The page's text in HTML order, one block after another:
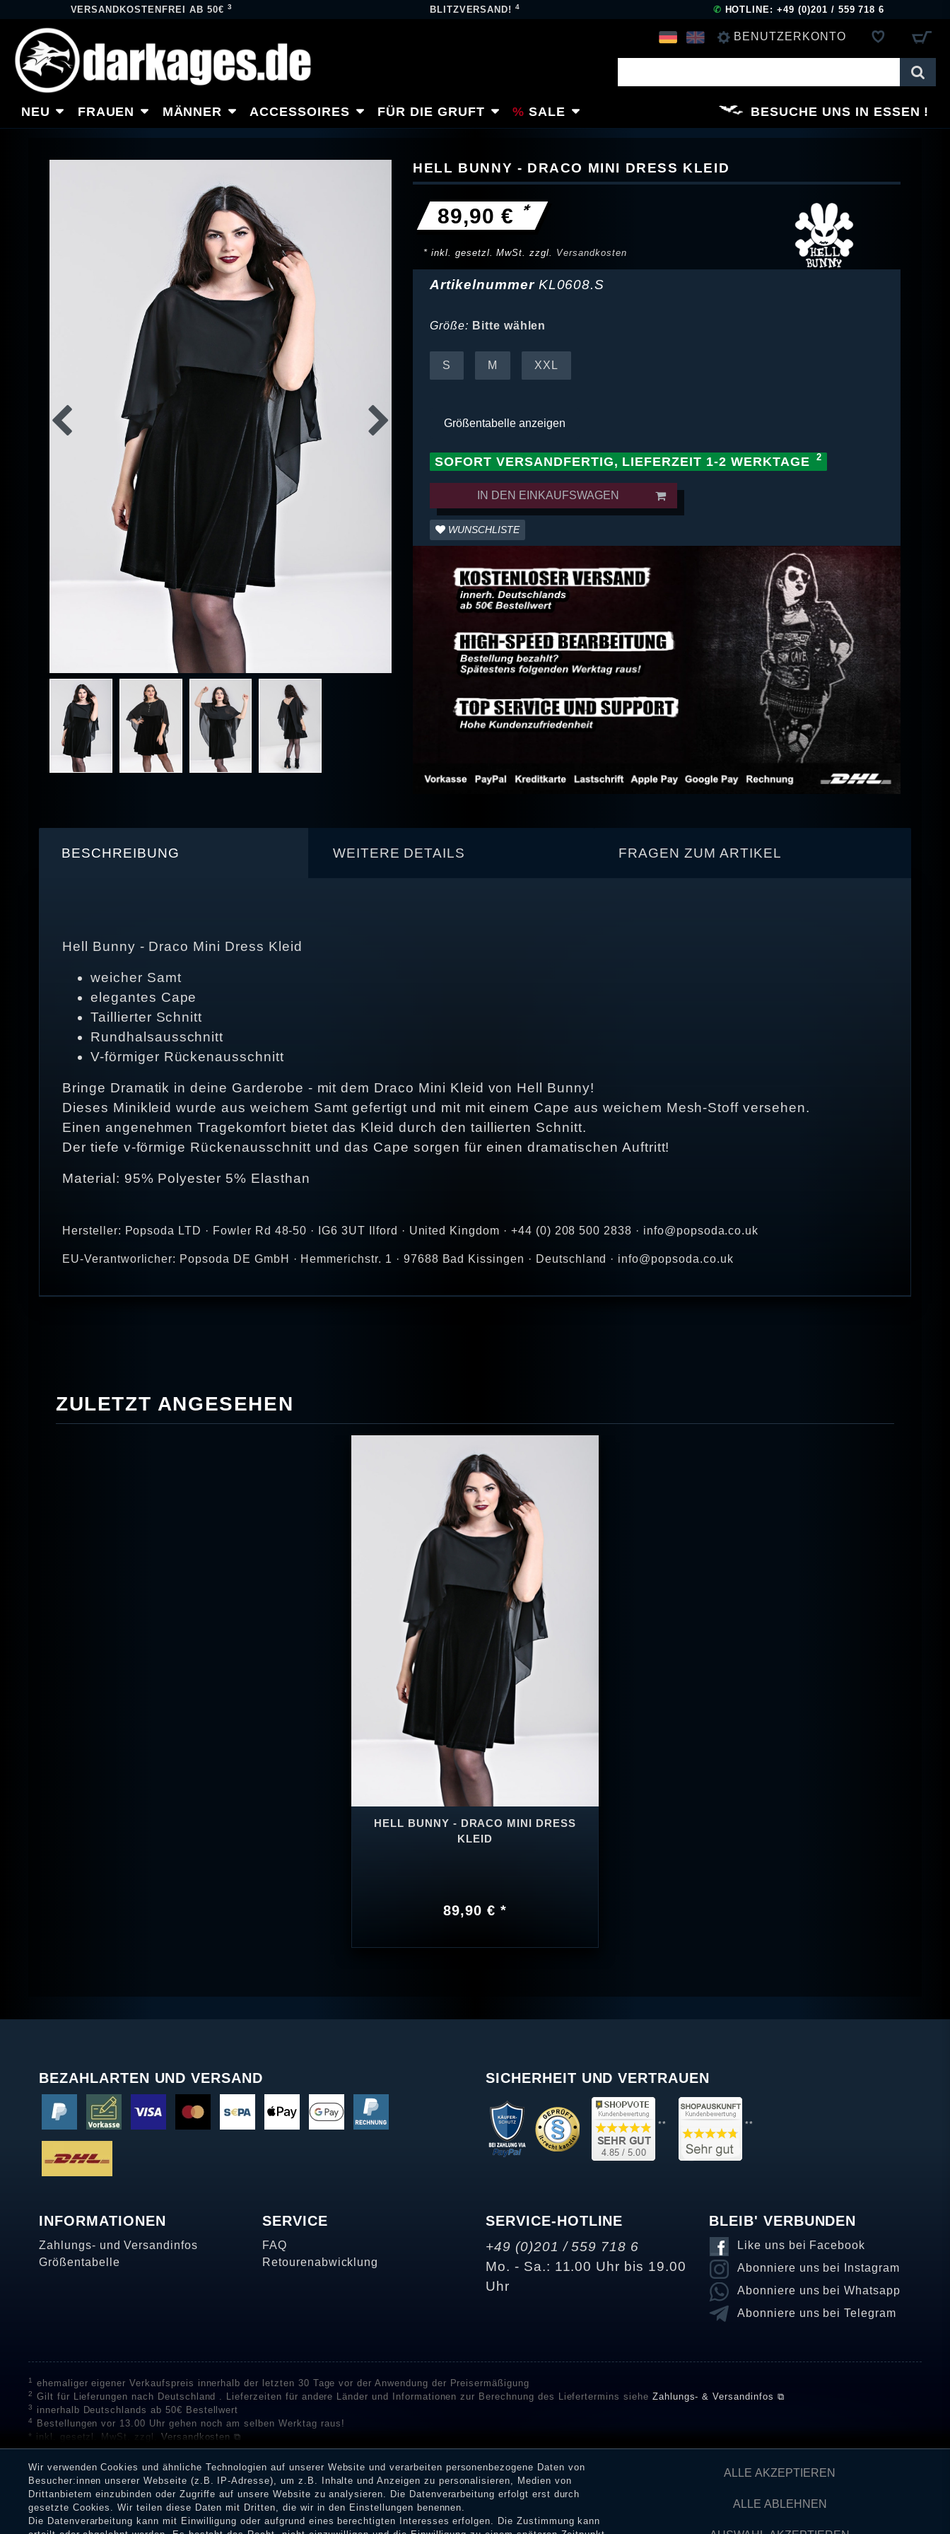
VERSANDKOSTENFREI AB 50€ 3 BLITZVERSAND!4 ✆ HOTLINE: +49 (0)201 / 559 718 6
BENUTZERKONTO
REGISTRIEREN
NEU FRAUEN MÄNNER ACCESSOIRES FÜR DIE GRUFT SALE BESUCHE UNS IN ESSEN
HELL BUNNY - DRACO MINI DRESS KLEID
89,90 € *
* inkl. gesetzl. MwSt. zzgl. Versandkosten
Artikelnummer KL0608.S
Größe: Bitte wählen
S M XXL
Größentabelle anzeigen
SOFORT VERSANDFERTIG, LIEFERZEIT 1-2 WERKTAGE
IN DEN EINKAUFSWAGEN
WUNSCHLISTE
BESCHREIBUNG WEITERE DETAILS FRAGEN ZUM ARTIKEL
Hell Bunny - Draco Mini Dress Kleid
weicher Samt
elegantes Cape
Taillierter Schnitt
Rundhalsausschnitt
V-förmiger Rückenausschnitt
Bringe Dramatik in deine Garderobe - mit dem Draco Mini Kleid von Hell Bunny!
Dieses Minikleid wurde aus weichem Samt gefertigt und mit mit einem Cape aus weichem Mesh-Stoff versehen.
Einen angenehmen Tragekomfort bietet das Kleid durch den taillierten Schnitt.
Der tiefe v-förmige Rückenausschnitt und das Cape sorgen für einen dramatischen Auftritt!
Material: 95% Polyester 5% Elasthan
Hersteller: Popsoda LTD · Fowler Rd 48-50 · IG6 3UT Ilford · United Kingdom · +44 (0) 208 500 2838 · info@popsoda.co.uk
EU-Verantworlicher: Popsoda DE GmbH · Hemmerichstr. 1 · 97688 Bad Kissingen · Deutschland · info@popsoda.co.uk
ZULETZT ANGESEHEN
HELL BUNNY - DRACO MINI DRESS
KLEID
89,90 € *
BEZAHLARTEN UND VERSAND SICHERHEIT UND VERTRAUEN
** **
INFORMATIONEN
Zahlungs- und Versandinfos
Größentabelle
SERVICE
FAQ
Retourenabwicklung
SERVICE-HOTLINE
+49 (0)201 / 559 718 6
Mo. - Sa.: 11.00 Uhr bis 19.00
Uhr
BLEIB' VERBUNDEN
Like uns bei Facebook
Abonniere uns bei Instagram
Abonniere uns bei Whatsapp
Abonniere uns bei Telegram
1 ehemaliger eigener Verkaufspreis innerhalb der letzten 30 Tage vor der Anwendung der Preisermäßigung
2 Gilt für Lieferungen nach Deutschland . Lieferzeiten für andere Länder und Informationen zur Berechnung des Liefertermins siehe Zahlungs- & Versandinfos ⧉
3 innerhalb Deutschlands ab 50€ Bestellwert
4
Bestellungen vor 13.00 Uhr gehen noch am selben Werktag raus!
* inkl. gesetzl. MwSt. zzgl. Versandkosten ⧉
** Unser Unternehmen sammelt über die unabhängigen Dienstleister SHOPVOTE und SHOPAUSKUNFT Bewertungen. SHOPVOTE setzt automatische und manuelle Maßnahmen ein, um
Bewertungen zu verifizieren.Informationen zur Echtheit von Kundenbewertungen auf SHOPVOTE finden Sie hier. ⧉
Eine Überprüfung der Bewertungen durch Shopauskunft hat vor deren Veröffentlichung nicht stattgefunden. Die Bewertungen könnten von Verbrauchern stammen, die die Ware oder
Dienstleistungen gar nicht erworben oder genutzt haben. Nach Erhalt einer Benachrichtigungs-E-Mail können Händler die Bewertungen verifizieren und über die erfolgte Verifizierung im
Shop informieren.
Wir verwenden Cookies und ähnliche Technologien auf unserer Website und verarbeiten personenbezogene Daten von
Besucher:innen unserer Webseite (z.B. IP-Adresse), um z.B. Inhalte und Anzeigen zu personalisieren, Medien von
Drittanbietern einzubinden oder Zugriffe auf unsere Website zu analysieren. Die Datenverarbeitung erfolgt erst durch
gesetzte Cookies. Wir teilen diese Daten mit Dritten, die wir in den Einstellungen benennen.
Die Datenverarbeitung kann mit Einwilligung oder aufgrund eines berechtigten Interesses erfolgen. Die Zustimmung kann
ALLE AKZEPTIEREN
ALLE ABLEHNEN